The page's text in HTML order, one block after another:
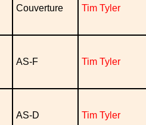
Couverture Tim Tyler
AS-F Tim Tyler
AS-D Tim Tyler